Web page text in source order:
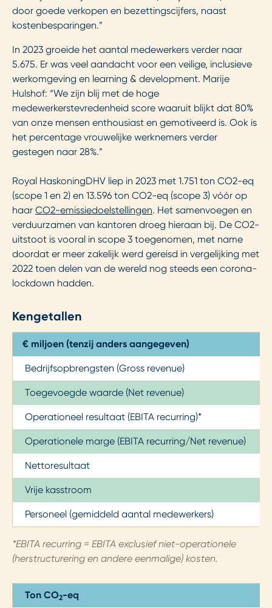
door goede verkopen en bezettingscijfers, naast
kostenbesparingen.”
In 2023 groeide het aantal medewerkers verder naar
5.675. Er was veel aandacht voor een veilige, inclusieve
werkomgeving en learning & development. Marije
Hulshof: “We zijn blij met de hoge
medewerkerstevredenheid score waaruit blijkt dat 80%
van onze mensen enthousiast en gemotiveerd is. Ook is
het percentage vrouwelijke werknemers verder
gestegen naar 28%.”
Royal HaskoningDHV liep in 2023 met 1.751 ton CO2-eq
(scope 1 en 2) en 13.596 ton CO2-eq (scope 3) vóór op
haar CO2-emissiedoelstellingen. Het samenvoegen en
verduurzamen van kantoren droeg hieraan bij. De CO2-
uitstoot is vooral in scope 3 toegenomen, met name
doordat er meer zakelijk werd gereisd in vergelijking met
2022 toen delen van de wereld nog steeds een corona-
lockdown hadden.
Kengetallen
€ miljoen (tenzij anders aangegeven)
Bedrijfsopbrengsten (Gross revenue)
Toegevoegde waarde (Net revenue)
Operationeel resultaat (EBITA recurring)*
Operationele marge (EBITA recurring/Net revenue)
Nettoresultaat
Vrije kasstroom
Personeel (gemiddeld aantal medewerkers)
*EBITA recurring = EBITA exclusief niet-operationele
(herstructurering en andere eenmalige) kosten.
Ton CO2-eq